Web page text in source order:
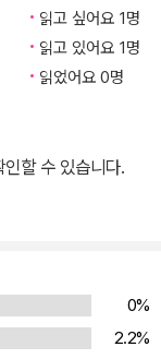
읽고 싶어요 1명
읽고 있어요 1명
읽었어요 0명
할 수 있습니다.
0%
2.2%